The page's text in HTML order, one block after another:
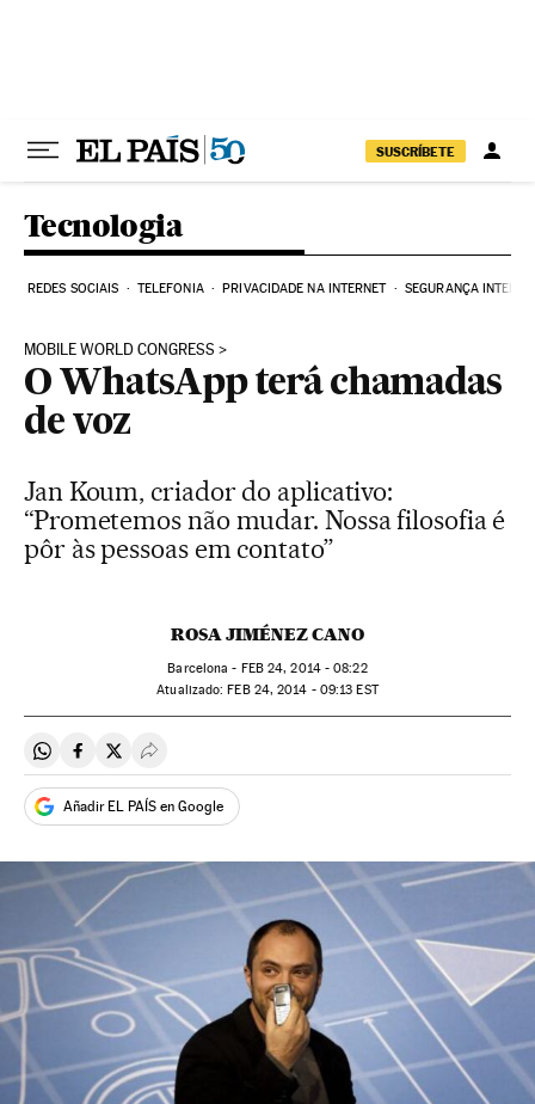
SUSCRÍBETE
Tecnologia
REDES SOCIAIS TELEFONIA PRIVACIDADE NA INTERNET SEGURANÇA
MOBILE WORLD CONGRESS
O WhatsApp terá chamadas
de voz
Jan Koum, criador do aplicativo:
“Prometemos não mudar. Nossa filosofia é
pôr às pessoas em contato”
ROSA JIMÉNEZ CANO
Barcelona - FEB24, 2014 - 08:22
atualizado: FEB24, 2014 - 09:13 EST
Compartir en Whatsapp
Compartir en Facebook
Compartir en Twitter
Desplegar Redes Sociales
Añadir EL PAÍS en Google